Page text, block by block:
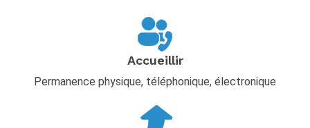
Accueillir
Permanence physique, téléphonique, électronique